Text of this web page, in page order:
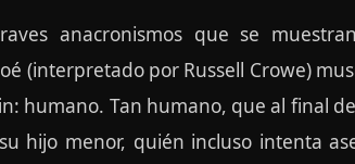
anacronismos que se
(interpretado por Russell Crowe)
humano. Tan humano, que al final
hijo menor, quién incluso intenta